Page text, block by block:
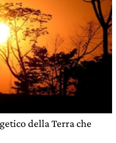
della Terra che